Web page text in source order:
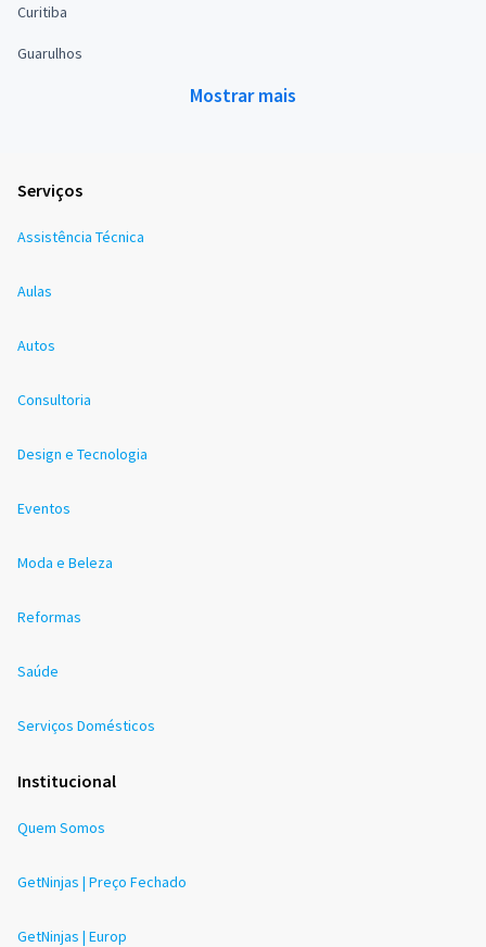
Curitiba
Guarulhos
Mostrar mais
Serviços
Assistência Técnica
Aulas
Autos
Consultoria
Design e Tecnologia
Eventos
Moda e Beleza
Reformas
Saúde
Serviços Domésticos
Institucional
Quem Somos
GetNinjas | Preço Fechado
GetNinjas | Europ